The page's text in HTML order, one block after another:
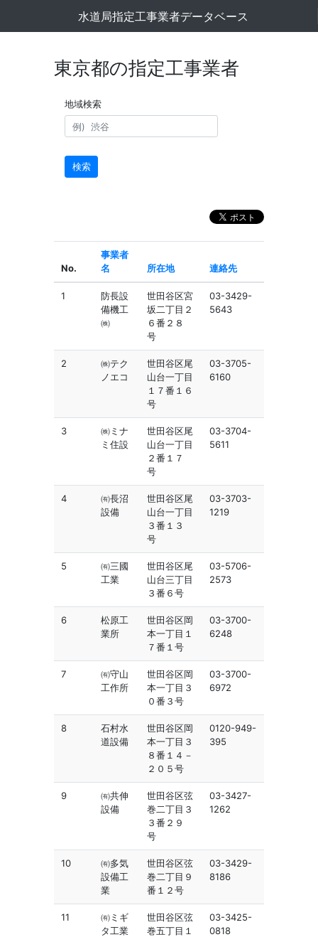
水道局指定工事業者データベース
東京都の指定工事業者
地域検索
検索
No.
事業者
名
所在地 連絡先
1
防長設
備機工
㈱
世田谷区宮
坂二丁目２
６番２８
号
03-3429-
5643
2
㈱テク
ノエコ
世田谷区尾
山台一丁目
１７番１６
号
03-3705-
6160
3
㈱ミナ
ミ住設
世田谷区尾
山台一丁目
２番１７
号
03-3704-
5611
4
㈲長沼
設備
世田谷区尾
山台一丁目
３番１３
号
03-3703-
1219
5
㈲三國
工業
世田谷区尾
山台三丁目
３番６号
03-5706-
2573
6
松原工
業所
世田谷区岡
本一丁目１
７番１号
03-3700-
6248
7
㈲守山
工作所
世田谷区岡
本一丁目３
０番３号
03-3700-
6972
8
石村水
道設備
世田谷区岡
本一丁目３
８番１４－
２０５号
0120-949-
395
9
㈲共伸
設備
世田谷区弦
巻二丁目３
３番２９
号
03-3427-
1262
10
㈲多気
設備工
業
世田谷区弦
巻二丁目９
番１２号
03-3429-
8186
11
㈲ミギ
タ工業
世田谷区弦
巻五丁目１
03-3425-
0818